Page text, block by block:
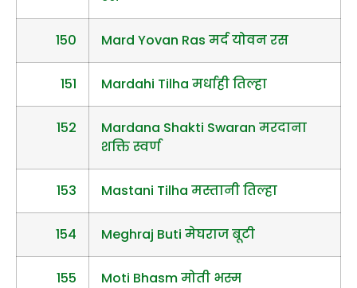
150 Mard Yovan Ras मर्द योवन रस
151 Mardahi Tilha मर्धाही तिल्हा
152
Mardana Shakti Swaran मरदाना
शक्ति स्वर्ण
153 Mastani Tilha मस्तानी तिल्हा
154 Meghraj Buti मेघराज बूटी
155 Moti Bhasm मोती भस्म